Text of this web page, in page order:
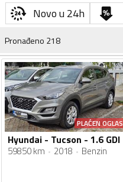
Novo u 24h
Pronađeno 218
PLAĆEN OGLAS
Hyundai - Tucson - 1.6 GDI
59850 km 2018 Benzin